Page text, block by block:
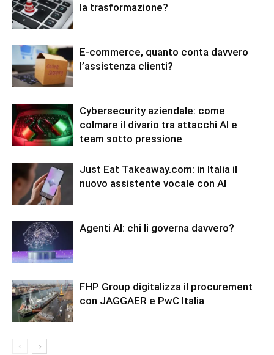
la trasformazione?
E-commerce, quanto conta davvero
l’assistenza clienti?
Cybersecurity aziendale: come
colmare il divario tra attacchi AI e
team sotto pressione
Just Eat Takeaway.com: in Italia il
nuovo assistente vocale con AI
Agenti AI: chi li governa davvero?
FHP Group digitalizza il procurement
con JAGGAER e PwC Italia